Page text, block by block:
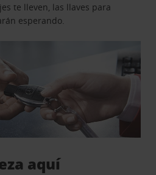
te lleven, las llaves para
esperando.
aquí